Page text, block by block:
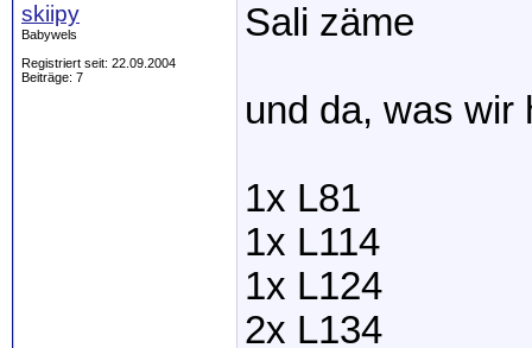
skiipy
Babywels
Registriert seit: 22.09.2004
Beiträge: 7
Sali zäme
und da, was wir
1x L81
1x L114
1x L124
2x L134